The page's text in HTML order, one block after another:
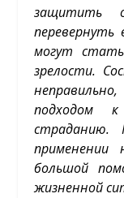
защитить
перевернуть
могут
зрелости.
подходом
страданию.
применении
большой
жизненной